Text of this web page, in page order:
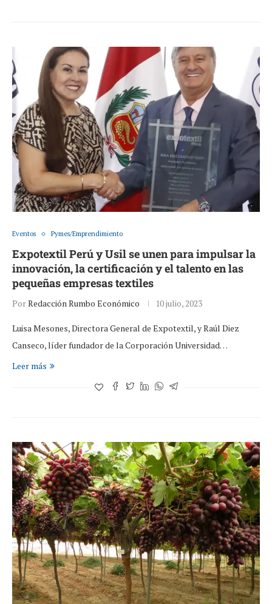
Eventos Pymes/Emprendimiento
Expotextil Perú y Usil se unen para impulsar la
innovación, la certificación y el talento en las
pequeñas empresas textiles
PorRedacción Rumbo Económico 10 julio, 2023
Luisa Mesones, Directora General de Expotextil, y Raúl Diez
Canseco, líder fundador de la Corporación Universidad…
Leer más